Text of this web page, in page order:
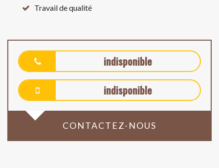
Travail de qualité
indisponible
indisponible
CONTACTEZ-NOUS